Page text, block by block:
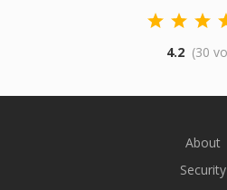
4.2 (30
About
Security